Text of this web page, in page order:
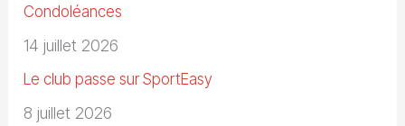
Condoléances
14 juillet 2026
Le club passe sur SportEasy
8 juillet 2026